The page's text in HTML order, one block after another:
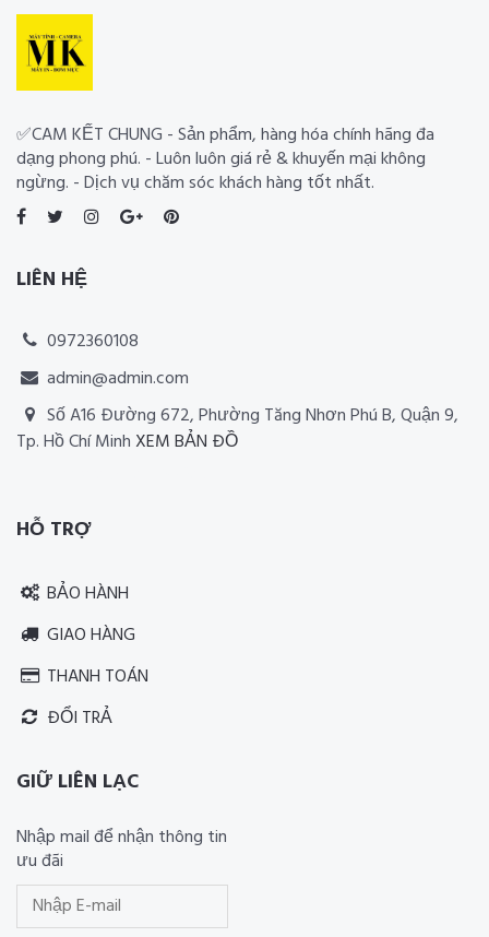
✅CAM KẾT CHUNG - Sản phẩm, hàng hóa chính hãng đa
dạng phong phú. - Luôn luôn giá rẻ & khuyến mại không
ngừng. - Dịch vụ chăm sóc khách hàng tốt nhất.
LIÊN HỆ
0972360108
admin@admin.com
Số A16 Đường 672, Phường Tăng Nhơn Phú B, Quận 9,
Tp. Hồ Chí Minh XEM BẢN ĐỒ
HỖ TRỢ
BẢO HÀNH
GIAO HÀNG
THANH TOÁN
ĐỔI TRẢ
GIỮ LIÊN LẠC
Nhập mail để nhận thông tin
ưu đãi